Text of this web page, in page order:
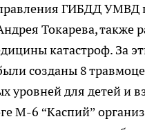
ГИБДД УМВД
Токарева, также
катастроф. За
созданы 8
уровней для детей и
М-6 “Каспий”